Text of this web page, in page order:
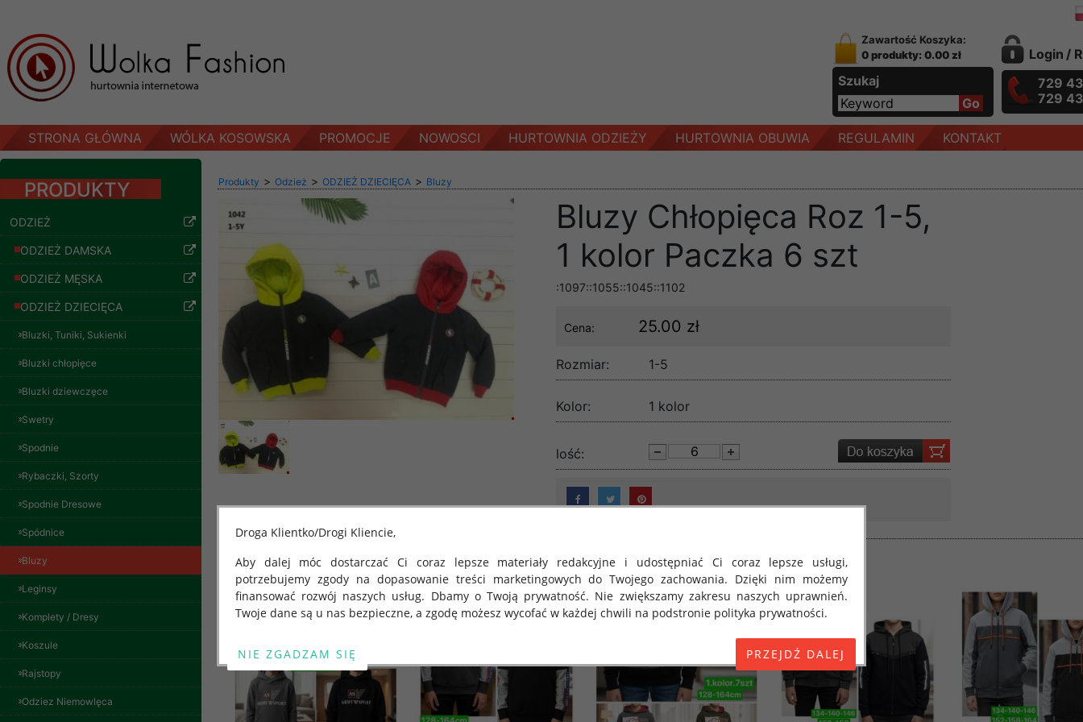
Zawartość Koszyka:
0 produkty: 0.00 zł
Szukaj
Login /
729
729
STRONA GŁÓWNA WÓLKA KOSOWSKA PROMOCJE NOWOSCI HURTOWNIA ODZIEŻY HURTOWNIA OBUWIA REGULAMIN KONTAKT
PRODUKTY
ODZIEŻ
ODZIEŻ DAMSKA
ODZIEŻ MĘSKA
ODZIEŻ DZIECIĘCA
Bluzki, Tuniki, Sukienki
Bluzki chłopięce
Bluzki dziewczęce
Swetry
Spodnie
Rybaczki, Szorty
Spodnie Dresowe
Spódnice
Bluzy
Leginsy
Komplety / Dresy
Koszule
Rajstopy
Odziez Niemowlęca
Paczka 10 szt
szczegóły
Produkty > Odzież > ODZIEŻ DZIECIĘCA > Bluzy
Bluzy Chłopięca Roz 1-5,
1 kolor Paczka 6 szt
:1097::1055::1045::1102
Cena: 25.00 zł
Rozmiar: 1-5
Kolor: 1 kolor
lość:
Inne produkty
Droga Klientko/Drogi Kliencie,
Aby dalej móc dostarczać Ci coraz lepsze materiały redakcyjne i udostępniać Ci coraz lepsze usługi,
potrzebujemy zgody na dopasowanie treści marketingowych do Twojego zachowania. Dzięki nim możemy
finansować rozwój naszych usług. Dbamy o Twoją prywatność. Nie zwiększamy zakresu naszych uprawnień.
Twoje dane są u nas bezpieczne, a zgodę możesz wycofać w każdej chwili na podstronie polityka prywatności.
Od 25 maja 2018 roku obowiązuje Rozporządzenie Parlamentu Europejskiego i Rady (UE) 2016/679 z dnia 27
kwietnia 2016 r. w sprawie ochrony osób fizycznych w związku z przetwarzaniem danych osobowych i w sprawie
swobodnego przepływu takich danych oraz uchylenia dyrektywy 95/46/WE (określane jako "RODO", "ORODO",
"GDPR" lub "Ogólne Rozporządzenie o Ochronie Danych"). W związku z tym chcielibyśmy poinformować Cię o
przetwarzaniu Twoich danych oraz zasadach, na jakich odbywa się to po dniu 25 maja 2018 roku. Poniżej